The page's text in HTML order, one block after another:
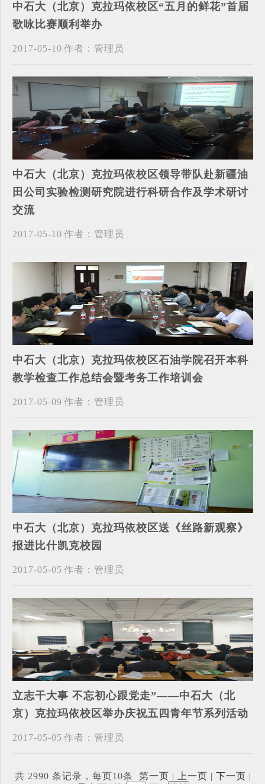
中石大（北京）克拉玛依校区“五月的鲜花”首届
歌咏比赛顺利举办
2017-05-10 作者：管理员
中石大（北京）克拉玛依校区领导带队赴新疆油
田公司实验检测研究院进行科研合作及学术研讨
交流
2017-05-10 作者：管理员
中石大（北京）克拉玛依校区石油学院召开本科
教学检查工作总结会暨考务工作培训会
2017-05-09 作者：管理员
中石大（北京）克拉玛依校区送《丝路新观察》
报进比什凯克校园
2017-05-05 作者：管理员
立志干大事 不忘初心跟党走”——中石大（北
京）克拉玛依校区举办庆祝五四青年节系列活动
2017-05-05 作者：管理员
共 2990 条记录，每页10条 第一页 | 上一页 | 下一页 |